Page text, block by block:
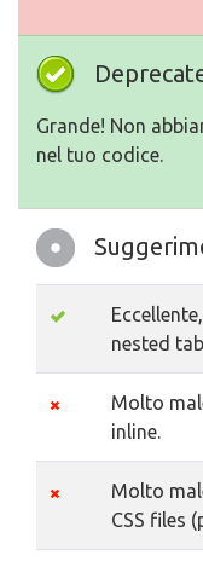
Grande! Non
nel tuo codice.
nested
Molto
inline.
Molto
CSS files